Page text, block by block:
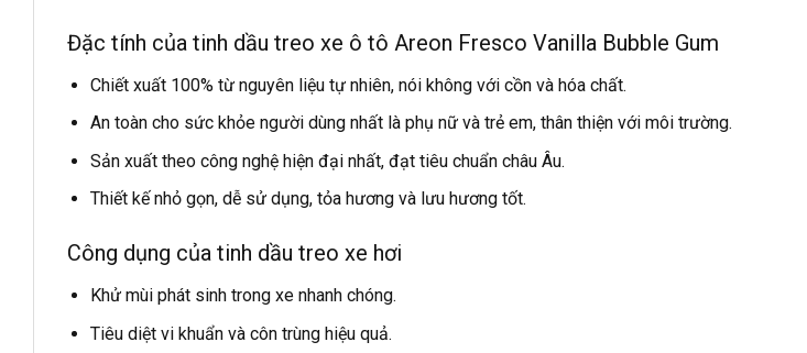
Đặc tính của tinh dầu treo xe ô tô Areon Fresco Vanilla Bubble Gum
Chiết xuất 100% từ nguyên liệu tự nhiên, nói không với cồn và hóa chất.
An toàn cho sức khỏe người dùng nhất là phụ nữ và trẻ em, thân thiện với môi trường.
Sản xuất theo công nghệ hiện đại nhất, đạt tiêu chuẩn châu Âu.
Thiết kế nhỏ gọn, dễ sử dụng, tỏa hương và lưu hương tốt.
Công dụng của tinh dầu treo xe hơi
Khử mùi phát sinh trong xe nhanh chóng.
Tiêu diệt vi khuẩn và côn trùng hiệu quả.